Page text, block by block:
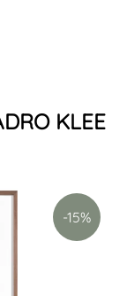
KLEE
-15%